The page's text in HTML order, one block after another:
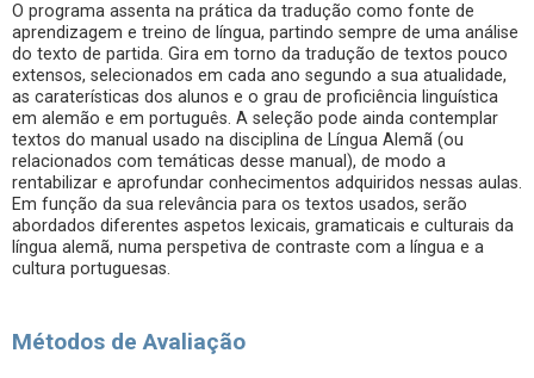
O programa assenta na prática da tradução como fonte de
aprendizagem e treino de língua, partindo sempre de uma análise
do texto de partida. Gira em torno da tradução de textos pouco
extensos, selecionados em cada ano segundo a sua atualidade,
as caraterísticas dos alunos e o grau de proficiência linguística
em alemão e em português. A seleção pode ainda contemplar
textos do manual usado na disciplina de Língua Alemã (ou
relacionados com temáticas desse manual), de modo a
rentabilizar e aprofundar conhecimentos adquiridos nessas aulas.
Em função da sua relevância para os textos usados, serão
abordados diferentes aspetos lexicais, gramaticais e culturais da
língua alemã, numa perspetiva de contraste com a língua e a
cultura portuguesas.
Métodos de Avaliação